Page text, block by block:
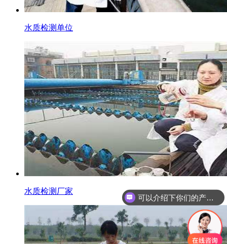
水质检测单位
水质检测厂家
可以介绍下你们的产品么